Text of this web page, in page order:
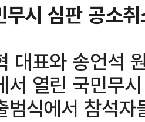
시 심판 공소
대표와 송언석
서 열린 국민무
범식에서 참석